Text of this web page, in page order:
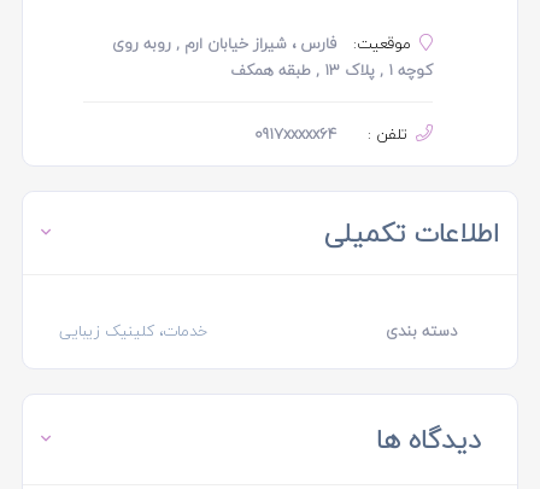
موقعیت:
فارس ، شیراز خیابان ارم , روبه روی
کوچه ۱ , پلاک ۱۳ , طبقه همکف
تلفن : 0917xxxxx64
اطلاعات تکمیلی
دسته بندی خدمات، کلینیک زیبایی
دیدگاه ها